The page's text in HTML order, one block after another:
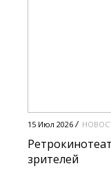
15 Июл 2026
зрителей